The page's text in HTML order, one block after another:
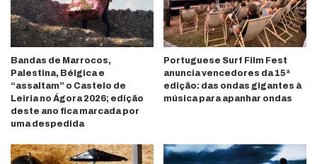
Bandas de Marrocos,
Palestina, Bélgica e
“assaltam” o Castelo de
Leiria no Ágora 2026; edição
deste ano fica marcada por
uma despedida
Portuguese Surf Film Fest
anuncia vencedores da 15ª
edição: das ondas gigantes à
música para apanhar ondas